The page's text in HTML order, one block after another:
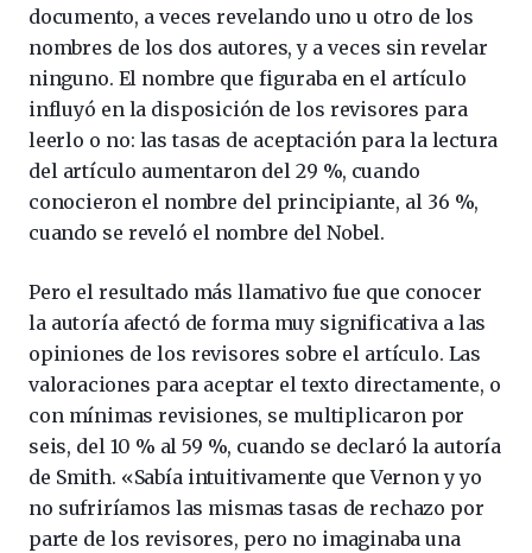
documento, a veces revelando uno u otro de los
nombres de los dos autores, y a veces sin revelar
ninguno. El nombre que figuraba en el artículo
influyó en la disposición de los revisores para
leerlo o no: las tasas de aceptación para la lectura
del artículo aumentaron del 29 %, cuando
conocieron el nombre del principiante, al 36 %,
cuando se reveló el nombre del Nobel.
Pero el resultado más llamativo fue que conocer
la autoría afectó de forma muy significativa a las
opiniones de los revisores sobre el artículo. Las
valoraciones para aceptar el texto directamente, o
con mínimas revisiones, se multiplicaron por
seis, del 10 % al 59 %, cuando se declaró la autoría
de Smith. «Sabía intuitivamente que Vernon y yo
no sufriríamos las mismas tasas de rechazo por
parte de los revisores, pero no imaginaba una